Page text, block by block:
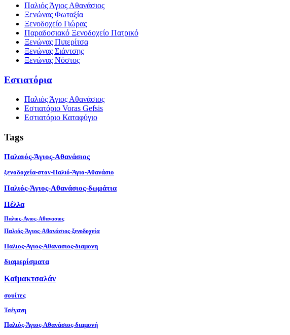
Παλιός Άγιος Αθανάσιος
Ξενώνας Φωταξία
Ξενοδοχείο Γιώρας
Παραδοσιακό Ξενοδοχείο Πατρικό
Ξενώνας Πιπερίτσα
Ξενώνας Σιάντσης
Ξενώνας Νόστος
Εστιατόρια
Παλιός Άγιος Αθανάσιος
Εστιατόριο Voras Gefsis
Εστιατόριο Καταφύγιο
Tags
Παλαιός-Άγιος-Αθανάσιος
ξενοδοχεία-στον-Παλιό-Άγιο-Αθανάσιο
Παλιός-Άγιος-Αθανάσιος-δωμάτια
Πέλλα
Παλιος-Αγιος-Αθανασιος
Παλιός-Άγιος-Αθανάσιος-ξενοδοχεία
Παλιος-Αγιος-Αθανασιος-διαμονη
διαμερίσματα
Καϊμακτσαλάν
σουίτες
Τσέγανη
Παλιός-Άγιος-Αθανάσιος-διαμονή